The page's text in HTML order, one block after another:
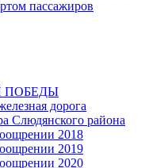
пассажиров
ПОБЕДЫ
дорога
Слюдянского района
2018
2019
2020